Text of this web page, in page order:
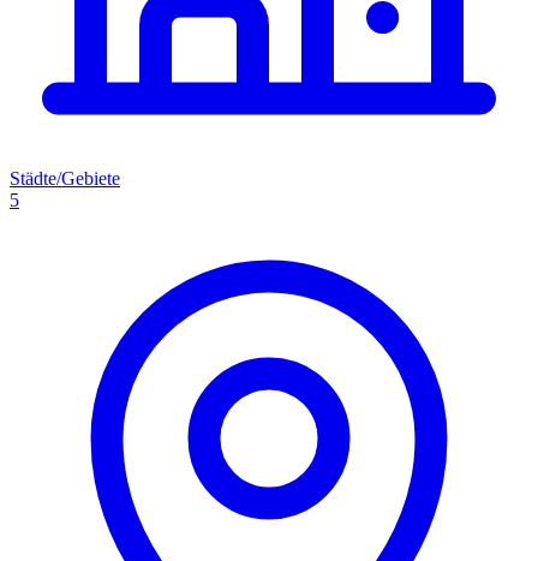
Städte/Gebiete
5